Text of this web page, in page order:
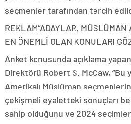
seçmenler tarafından tercih
REKLAM“ADAYLAR,
EN ÖNEMLİ OLAN KONULARI
Anket konusunda açıklama
Direktörü Robert S. McCaw, “Bu
Amerikalı Müslüman
çekişmeli eyaletteki sonuçları
sahip olduğunu ve 2024